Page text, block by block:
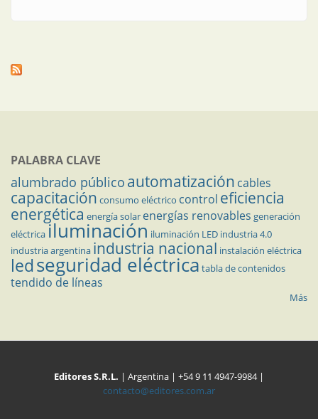
PALABRA CLAVE
alumbrado público automatización cables
capacitación consumo eléctrico control eficiencia
energética energía solar energías renovables generación
eléctricailuminación iluminación LED industria 4.0
industria argentina industria nacional instalación eléctrica
ledseguridad eléctrica tabla de contenidos
tendido de líneas
Más
Editores S.R.L. | Argentina | +54 9 11 4947-9984 |
contacto@editores.com.ar